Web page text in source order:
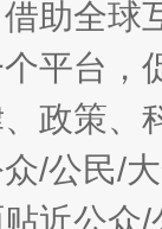
助全球
平台，
政策、
/公民/
近公众